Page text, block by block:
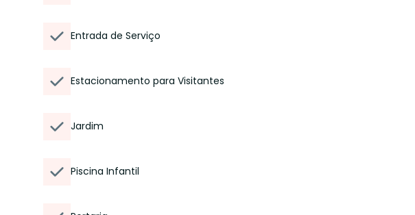
Entrada de Serviço
Estacionamento para Visitantes
Jardim
Piscina Infantil